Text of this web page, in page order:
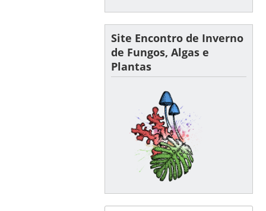
Site Encontro de Inverno
de Fungos, Algas e
Plantas